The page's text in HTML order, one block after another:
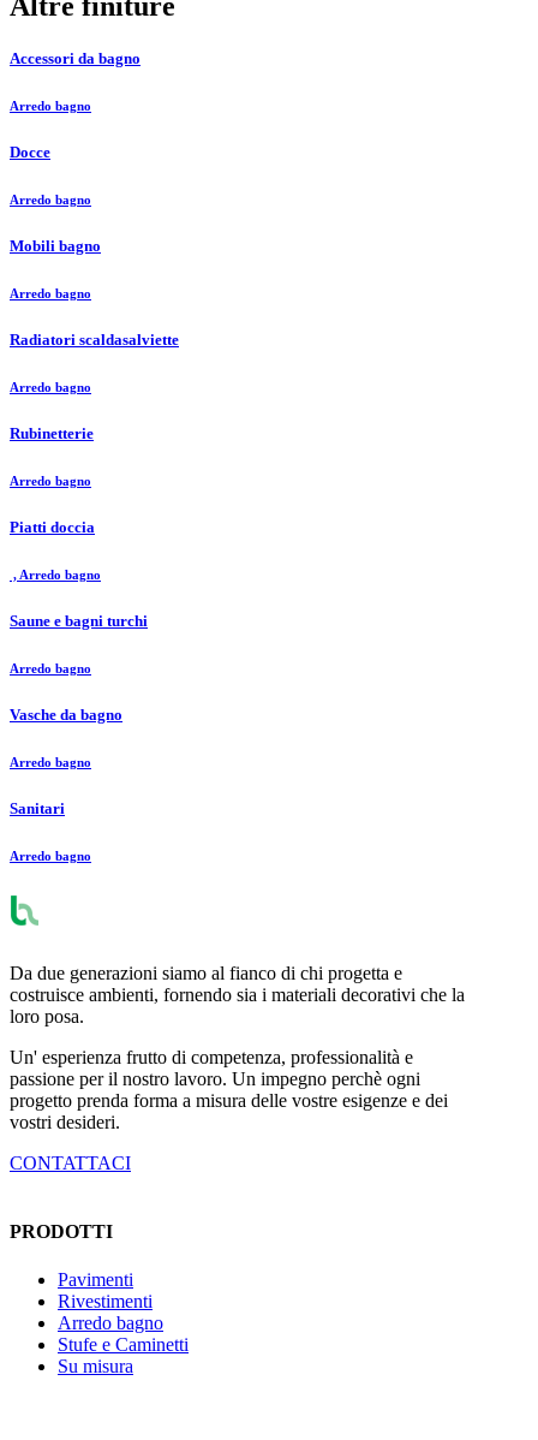
Altre finiture
Accessori da bagno
Arredo bagno
Docce
Arredo bagno
Mobili bagno
Arredo bagno
Radiatori scaldasalviette
Arredo bagno
Rubinetterie
Arredo bagno
Piatti doccia
, Arredo bagno
Saune e bagni turchi
Arredo bagno
Vasche da bagno
Arredo bagno
Sanitari
Arredo bagno
Da due generazioni siamo al fianco di chi progetta e
costruisce ambienti, fornendo sia i materiali decorativi che la
loro posa.
Un' esperienza frutto di competenza, professionalità e
passione per il nostro lavoro. Un impegno perchè ogni
progetto prenda forma a misura delle vostre esigenze e dei
vostri desideri.
CONTATTACI
PRODOTTI
Pavimenti
Rivestimenti
Arredo bagno
Stufe e Caminetti
Su misura